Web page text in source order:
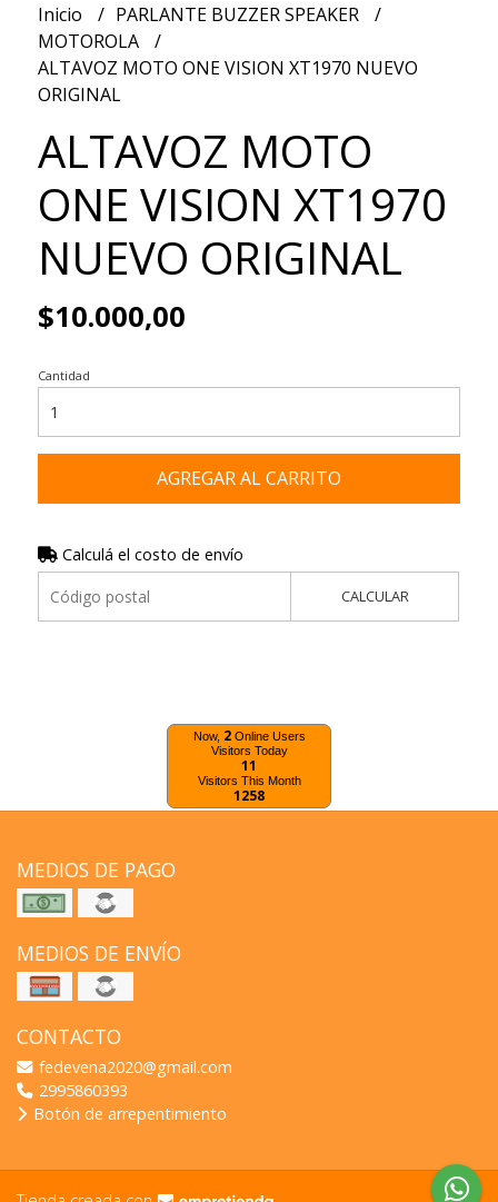
Inicio
PARLANTE BUZZER SPEAKER
MOTOROLA
ALTAVOZ MOTO ONE VISION XT1970 NUEVO
ORIGINAL
ALTAVOZ MOTO
ONE VISION XT1970
NUEVO ORIGINAL
$10.000,00
Cantidad
AGREGAR AL CARRITO
Calculá el costo de envío
CALCULAR
Now, 2Online Users
Visitors Today
11
Visitors This Month
1258
MEDIOS DE PAGO
MEDIOS DE ENVÍO
CONTACTO
fedevena2020@gmail.com
2995860393
Botón de arrepentimiento